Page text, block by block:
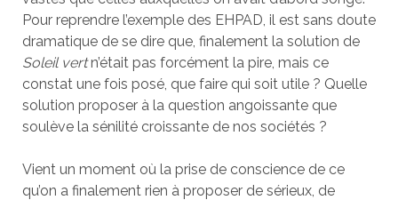
Pour reprendre l’exemple des EHPAD, il est sans doute
dramatique de se dire que, finalement la solution de
Soleil vertn’était pas forcément la pire, mais ce
constat une fois posé, que faire qui soit utile ? Quelle
solution proposer à la question angoissante que
soulève la sénilité croissante de nos sociétés ?
Vient un moment où la prise de conscience de ce
qu’on a finalement rien à proposer de sérieux, de